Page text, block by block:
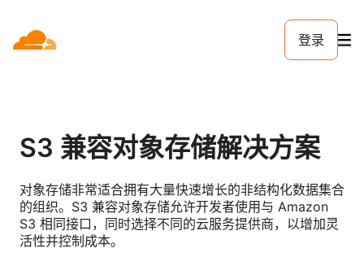
登录
S3 兼容对象存储解决方案
对象存储非常适合拥有大量快速增长的非结构化数据集合
的组织。S3 兼容对象存储允许开发者使用与 Amazon
S3 相同接口，同时选择不同的云服务提供商，以增加灵
活性并控制成本。